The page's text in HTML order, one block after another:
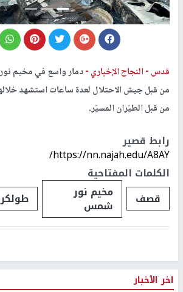
قدس -النجاح الإخباري -دمار واسع في مخيم
من قبل الطيَران المسيَر.
رابط قصير
https://nn.najah.edu/A8AY/
الكلمات المفتاحية
قصف
مخيم نور
شمس
اخر الأخبار